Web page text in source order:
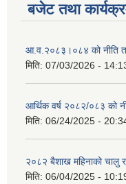
बजेट तथा
आ.व.२०८३।०८४ को नीति
मिति: 07/03/2026 -
आर्थिक वर्ष २०८२/०८३ को
मिति: 06/24/2025 -
२०८२ बैशाख महिनाको चालु
मिति: 06/04/2025 -